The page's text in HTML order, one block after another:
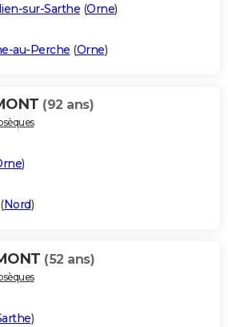
sur-Sarthe (Orne)
au-Perche (Orne)
(92 ans)
)
(Nord)
(52 ans)
)